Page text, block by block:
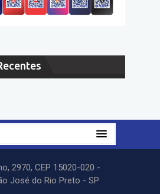
2970, CEP 15020-020 -
José do Rio Preto - SP